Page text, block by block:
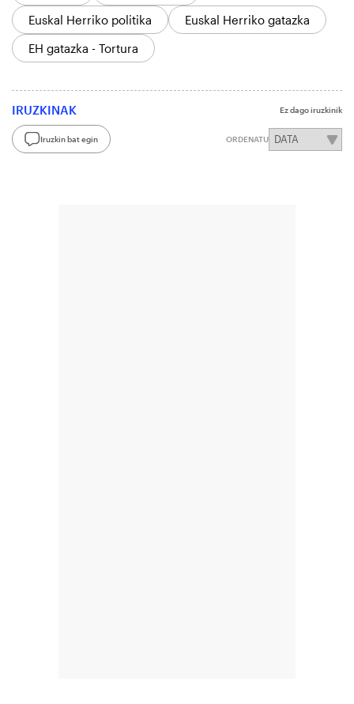
Euskal Herriko politika
Euskal Herriko gatazka
EH gatazka - Tortura
IRUZKINAK Ez dago iruzkinik
Iruzkin bat egin ORDENATU